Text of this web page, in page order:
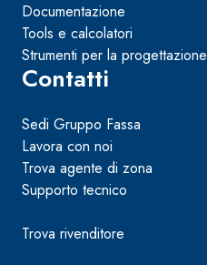
Documentazione
Tools e calcolatori
Strumenti per la progettazione
Contatti
Sedi Gruppo Fassa
Lavora con noi
Trova agente di zona
Supporto tecnico
Trova rivenditore